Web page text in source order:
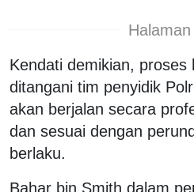
Kendati demikian, proses
ditangani tim penyidik
akan berjalan secara
dan sesuai dengan
berlaku.
Bahar bin Smith dalam